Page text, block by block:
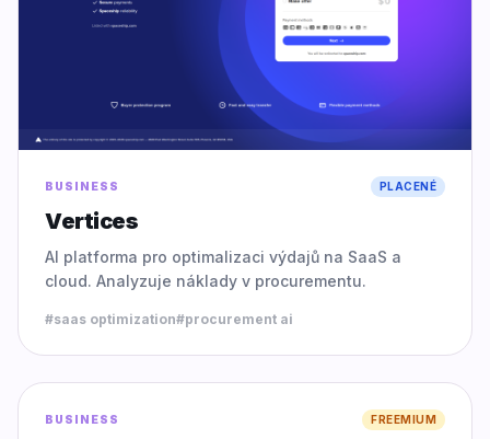
BUSINESS PLACENÉ
Vertices
AI platforma pro optimalizaci výdajů na SaaS a
cloud. Analyzuje náklady v procurementu.
#saas optimization#procurement ai
0.0
BUSINESS FREEMIUM